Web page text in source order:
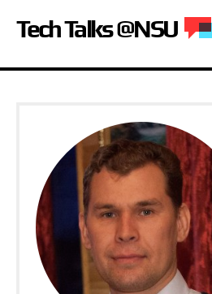
Tech Talks @NSU